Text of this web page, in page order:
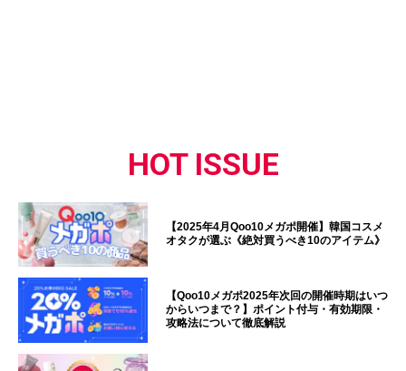
HOT ISSUE
【2025年4月Qoo10メガポ開催】韓国コスメ
オタクが選ぶ《絶対買うべき10のアイテム》
【Qoo10メガポ2025年次回の開催時期はいつ
からいつまで？】ポイント付与・有効期限・
攻略法について徹底解説